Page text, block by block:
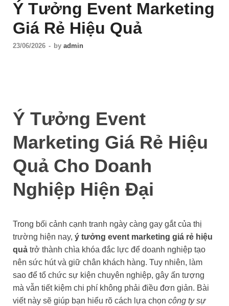
Ý Tưởng Event Marketing
Giá Rẻ Hiệu Quả
23/06/2026 - by admin
Ý Tưởng Event
Marketing Giá Rẻ Hiệu
Quả Cho Doanh
Nghiệp Hiện Đại
Trong bối cảnh cạnh tranh ngày càng gay gắt của thị
trường hiện nay, ý tưởng event marketing giá rẻ hiệu
quả trở thành chìa khóa đắc lực để doanh nghiệp tạo
nên sức hút và giữ chân khách hàng. Tuy nhiên, làm
sao để tổ chức sự kiện chuyên nghiệp, gây ấn tượng
mà vẫn tiết kiệm chi phí không phải điều đơn giản. Bài
viết này sẽ giúp bạn hiểu rõ cách lựa chọn công ty sự